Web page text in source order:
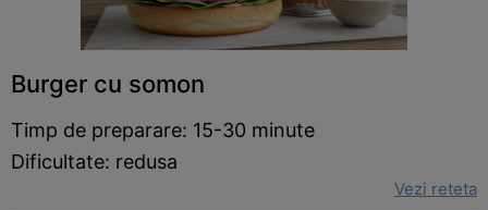
Burger cu somon
Timp de preparare: 15-30 minute
Dificultate: redusa
Vezi reteta